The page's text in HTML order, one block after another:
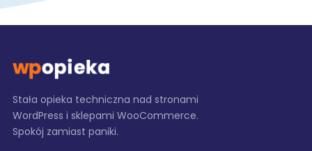
Stała opieka techniczna nad stronami
WordPress i sklepami WooCommerce.
Spokój zamiast paniki.